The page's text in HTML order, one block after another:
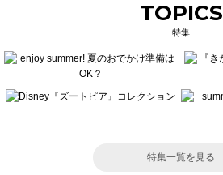
TOPICS
特集
特集一覧を見る